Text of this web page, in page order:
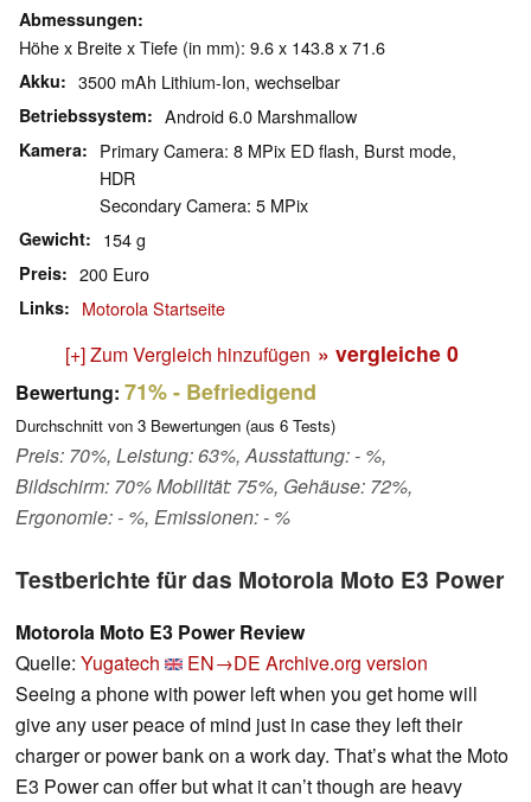
Abmessungen
Höhe x Breite x Tiefe (in mm): 9.6 x 143.8 x 71.6
Akku 3500 mAh Lithium-Ion, wechselbar
Betriebssystem Android 6.0 Marshmallow
Kamera
Primary Camera: 8 MPix ED flash, Burst mode,
HDR
Secondary Camera: 5 MPix
Gewicht 154 g
Preis 200 Euro
Links Motorola Startseite
[+] Zum Vergleich hinzufügen » vergleiche 0
Bewertung: 71%- Befriedigend
Durchschnitt von 3 Bewertungen (aus 6 Tests)
Preis: 70%, Leistung: 63%, Ausstattung: - %,
Bildschirm: 70% Mobilität: 75%, Gehäuse: 72%,
Ergonomie: - %, Emissionen: - %
Testberichte für das Motorola Moto E3 Power
Motorola Moto E3 Power Review
Quelle: Yugatech EN→DE Archive.org version
Seeing a phone with power left when you get home will
give any user peace of mind just in case they left their
charger or power bank on a work day. That’s what the Moto
E3 Power can offer but what it can’t though are heavy